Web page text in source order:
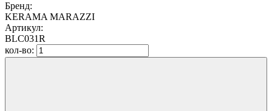
Бренд:
KERAMA MARAZZI
Артикул:
BLC031R
кол-во: